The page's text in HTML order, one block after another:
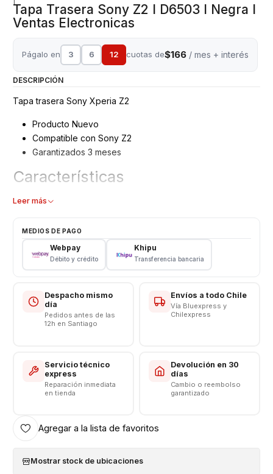
Tapa Trasera Sony Z2 I D6503 I Negra I
Ventas Electronicas
Págalo en 3 6 12 cuotas de$166 / mes + interés
DESCRIPCIÓN
Tapa trasera Sony Xperia Z2
Producto Nuevo
Compatible con Sony Z2
Garantizados 3 meses
Características
Tapa trasera
Incluye Pegamento para fácil instalación
Leer más
MEDIOS DE PAGO
Webpay
Débito y crédito
Khipu
Transferencia bancaria
Despacho mismo
día
Pedidos antes de las
12h en Santiago
Envíos a todo Chile
Vía Bluexpress y
Chilexpress
Servicio técnico
express
Reparación inmediata
en tienda
Devolución en 30
días
Cambio o reembolso
garantizado
Agregar a la lista de favoritos
Mostrar stock de ubicaciones